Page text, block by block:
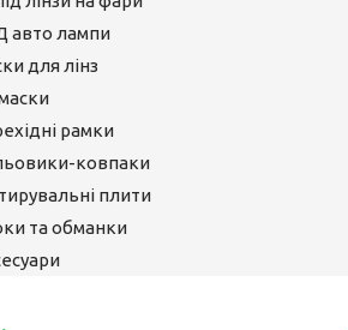
авто лампи
для лінз
рамки
ковпаки
плити
та обманки